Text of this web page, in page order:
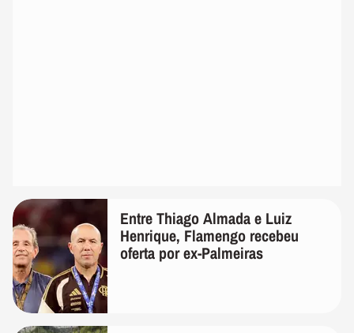
Entre Thiago Almada e Luiz
Henrique, Flamengo recebeu
oferta por ex-Palmeiras